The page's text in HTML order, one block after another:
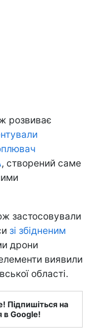
розвиває
, створений саме
застосовували
зі збідненим
дрони
виявили
області.
Підпишіться на
в Google!